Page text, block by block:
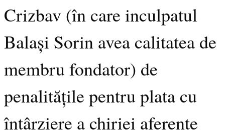
Crizbav (în care inculpatul
Balași Sorin avea calitatea de
membru fondator) de
penalitățile pentru plata cu
întârziere a chiriei aferente